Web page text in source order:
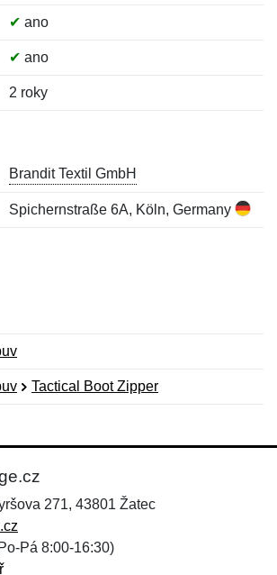
✔ ano
✔ ano
2 roky
Brandit Textil GmbH
Spichernstraße 6A, Köln, Germany
Tactical Boot Zipper
271, 43801 Žatec
Pá 8:00-16:30)